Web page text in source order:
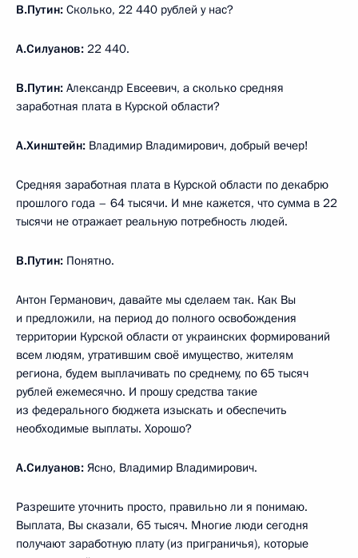
В.Путин: Сколько, 22 440 рублей у нас?
А.Силуанов: 22 440.
В.Путин: Александр Евсеевич, а сколько средняя
заработная плата в Курской области?
А.Хинштейн: Владимир Владимирович, добрый вечер!
Средняя заработная плата в Курской области по декабрю
прошлого года – 64 тысячи. И мне кажется, что сумма в 22
тысячи не отражает реальную потребность людей.
В.Путин: Понятно.
Антон Германович, давайте мы сделаем так. Как Вы
и предложили, на период до полного освобождения
территории Курской области от украинских формирований
всем людям, утратившим своё имущество, жителям
региона, будем выплачивать по среднему, по 65 тысяч
рублей ежемесячно. И прошу средства такие
из федерального бюджета изыскать и обеспечить
необходимые выплаты. Хорошо?
А.Силуанов: Ясно, Владимир Владимирович.
Разрешите уточнить просто, правильно ли я понимаю.
Выплата, Вы сказали, 65 тысяч. Многие люди сегодня
получают заработную плату (из приграничья), которые